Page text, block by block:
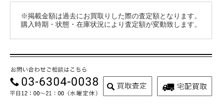
※掲載金額は過去にお買取りした際の査定額となります。
購入時期・状態・在庫状況により査定額が変動致します。